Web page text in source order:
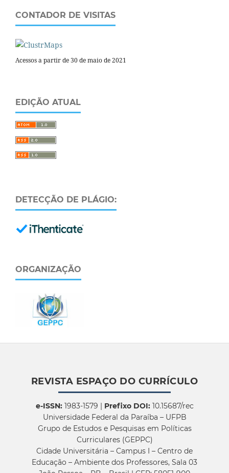
CONTADOR DE VISITAS
Acessos a partir de 30 de maio de 2021
EDIÇÃO ATUAL
DETECÇÃO DE PLÁGIO:
ORGANIZAÇÃO
REVISTA ESPAÇO DO CURRÍCULO
e-ISSN:1983-1579 | Prefixo DOI:10.15687/rec
Universidade Federal da Paraíba – UFPB
Grupo de Estudos e Pesquisas em Políticas
Curriculares (GEPPC)
Cidade Universitária – Campus I – Centro de
Educação – Ambiente dos Professores, Sala 03